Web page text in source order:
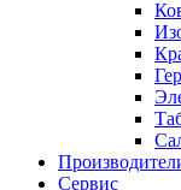
Сервис